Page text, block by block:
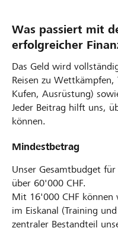
Was passiert mit
erfolgreicher
Das Geld wird
Reisen zu
Kufen, Ausrüstung)
Jeder Beitrag hilft uns,
können.
Mindestbetrag
Unser Gesamtbudget
über 60'000 CHF.
Mit 16'000 CHF können
im Eiskanal (Training
zentraler Bestandteil